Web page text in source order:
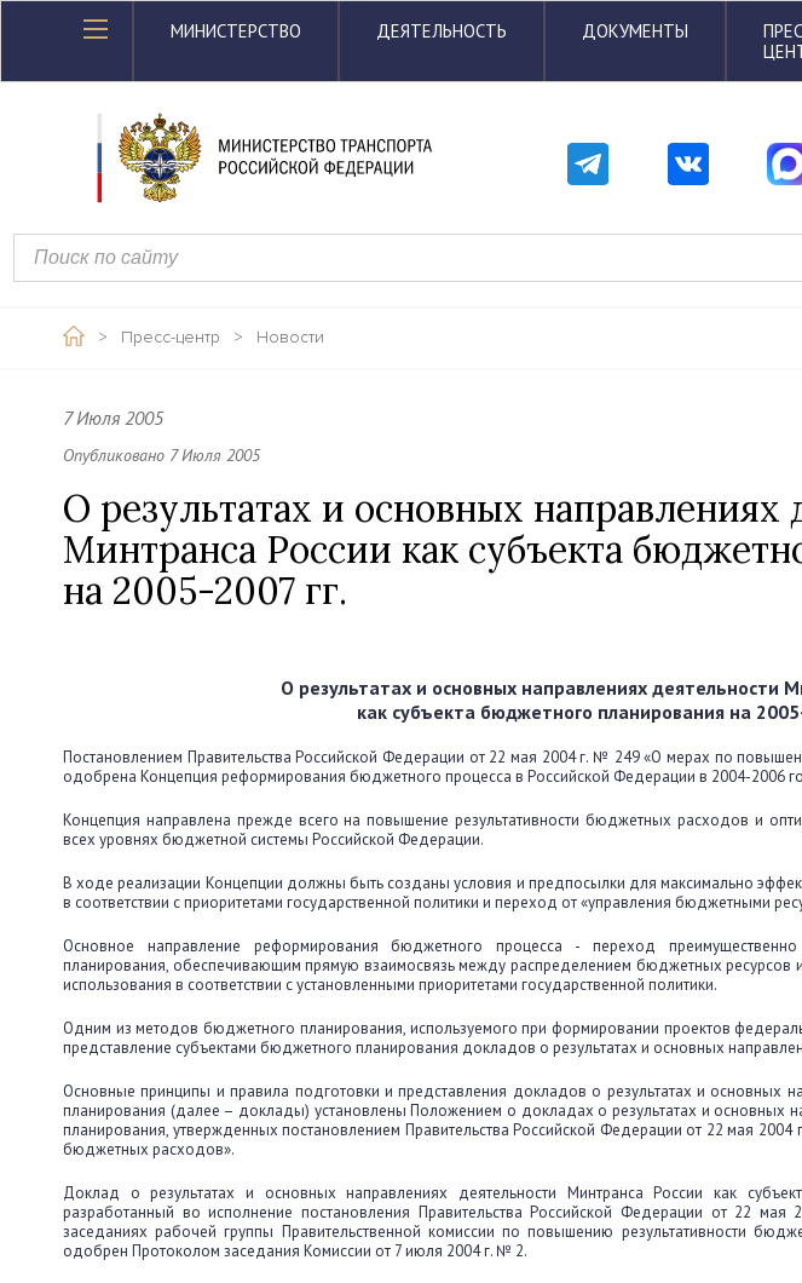
МИНИСТЕРСТВО ДЕЯТЕЛЬНОСТЬ ДОКУМЕНТЫ
> Пресс-центр > Новости
7 Июля 2005
Опубликовано 7 Июля 2005
О результатах и основных направлениях
Минтранса России как субъекта
на 2005-2007 гг.
О результатах и основных направлениях деятельности
как субъекта бюджетного планирования на
Постановлением Правительства Российской Федерации от 22 мая 2004 г. № 249 «О мерах по
одобрена Концепция реформирования бюджетного процесса в Российской Федерации в 2004-2006
Концепция направлена прежде всего на повышение результативности бюджетных расходов и
всех уровнях бюджетной системы Российской Федерации.
В ходе реализации Концепции должны быть созданы условия и предпосылки для максимально
в соответствии с приоритетами государственной политики и переход от «управления бюджетными
Основное направление реформирования бюджетного процесса - переход
планирования, обеспечивающим прямую взаимосвязь между распределением бюджетных ресурсов
использования в соответствии с установленными приоритетами государственной политики.
Одним из методов бюджетного планирования, используемого при формировании проектов
представление субъектами бюджетного планирования докладов о результатах и основных
Основные принципы и правила подготовки и представления докладов о результатах и основных
планирования (далее – доклады) установлены Положением о докладах о результатах и основных
планирования, утвержденных постановлением Правительства Российской Федерации от 22 мая
бюджетных расходов».
Доклад о результатах и основных направлениях деятельности Минтранса России как
разработанный во исполнение постановления Правительства Российской Федерации от 22
заседаниях рабочей группы Правительственной комиссии по повышению результативности
одобрен Протоколом заседания Комиссии от 7 июля 2004 г. № 2.